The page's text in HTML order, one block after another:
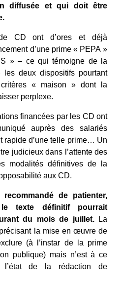
diffusée et qui doit être
CD ont d’ores et déjà
d’une prime « PEPA »
» – ce qui témoigne de la
les deux dispositifs pourtant
« maison » dont la
perplexe.
financées par les CD ont
auprès des salariés
rapide d’une telle prime… Un
judicieux dans l’attente des
modalités définitives de la
aux CD.
de patienter,
texte définitif pourrait
du mois de juillet.
La
la mise en œuvre de
(à l’instar de la prime
publique) mais n’est à ce
de la rédaction de